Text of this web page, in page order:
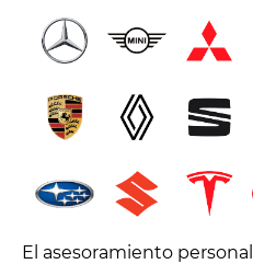
El asesoramiento